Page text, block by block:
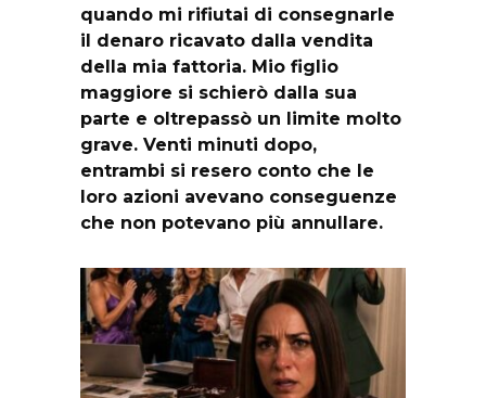
quando mi rifiutai di consegnarle
il denaro ricavato dalla vendita
della mia fattoria. Mio figlio
maggiore si schierò dalla sua
parte e oltrepassò un limite molto
grave. Venti minuti dopo,
entrambi si resero conto che le
loro azioni avevano conseguenze
che non potevano più annullare.